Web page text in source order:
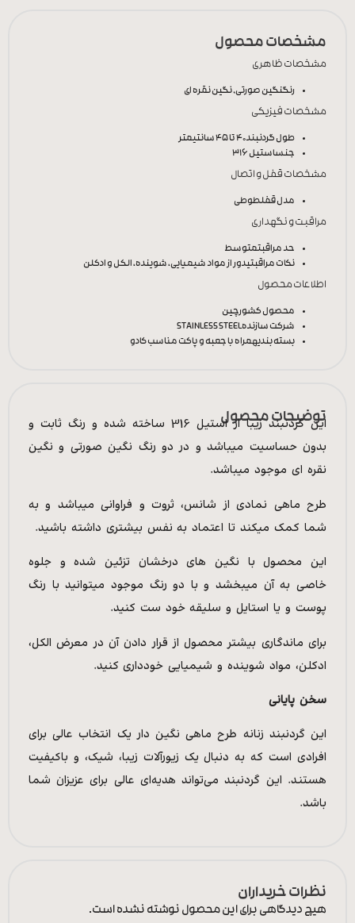
مشخصات محصول
مشخصات ظاهری
رنگنگین صورتی, نگین نقره ای
مشخصات فیزیکی
طول گردنبند40 تا 45 سانتیمتر
جنساستیل 316
مشخصات قفل و اتصال
مدل قفلطوطی
مراقبت و نگهداری
حد مراقبتمتوسط
نکات مراقبتیدور از مواد شیمیایی، شوینده، الکل و ادکلن
اطلاعات محصول
محصول کشورچین
شرکت سازندهSTAINLESS STEEL
بسته بندیهمراه با جعبه و پاکت مناسب کادو
توضیحات محصول
این گردنبند زیبا از استیل 316 ساخته شده و رنگ ثابت و
بدون حساسیت میباشد و در دو رنگ نگین صورتی و نگین
نقره ای موجود میباشد.
طرح ماهی نمادی از شانس، ثروت و فراوانی میباشد و به
شما کمک میکند تا اعتماد به نفس بیشتری داشته باشید.
این محصول با نگین های درخشان تزئین شده و جلوه
خاصی به آن میبخشد و با دو رنگ موجود میتوانید با رنگ
پوست و یا استایل و سلیقه خود ست کنید.
برای ماندگاری بیشتر محصول از قرار دادن آن در معرض الکل،
ادکلن، مواد شوینده و شیمیایی خودداری کنید.
سخن پایانی
این گردنبند زنانه طرح ماهی نگین دار یک انتخاب عالی برای
افرادی است که به دنبال یک زیورآلات زیبا، شیک، و باکیفیت
هستند. این گردنبند می‌تواند هدیه‌ای عالی برای عزیزان شما
باشد.
نظرات خریداران
هیچ دیدگاهی برای این محصول نوشته نشده است.